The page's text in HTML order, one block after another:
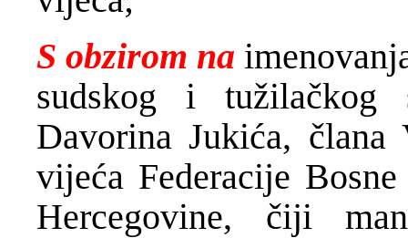
S obzirom na
sudskog i tužilačkog
Davorina Jukića,
vijeća Federacije
Hercegovine, čiji